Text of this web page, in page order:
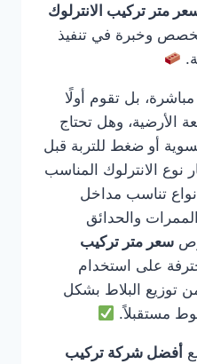
متر تركيب الانترلوك
وخبرة في تنفيذ
بل تقوم أولًا
الأرضية، وهل تحتاج
أو ضغط للتربة قبل
نوع الانترلوك المناسب
تناسب مداخل
والحدائق
سعر متر تركيب
على استخدام
توزيع البلاط بشكل
مستقبلاً.
أفضل شركة تركيب